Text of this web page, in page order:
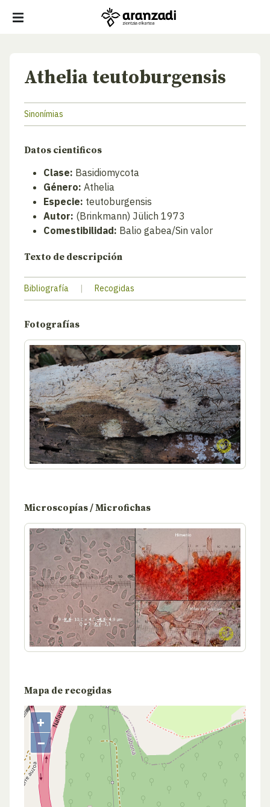
Athelia teutoburgensis
Sinonímias
Datos cientificos
Clase: Basidiomycota
Género: Athelia
Especie: teutoburgensis
Autor: (Brinkmann) Jülich 1973
Comestibilidad: Balio gabea/Sin valor
Texto de descripción
Bibliografía | Recogidas
Fotografías
Microscopías / Microfichas
Mapa de recogidas
+
−